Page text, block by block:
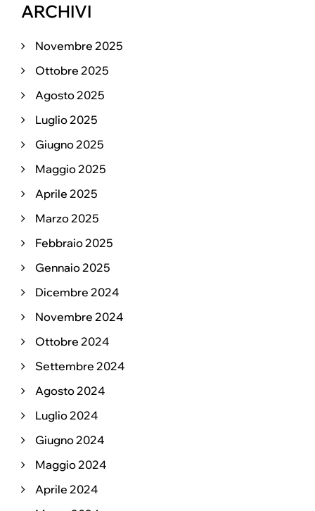
ARCHIVI
Novembre 2025
Ottobre 2025
Agosto 2025
Luglio 2025
Giugno 2025
Maggio 2025
Aprile 2025
Marzo 2025
Febbraio 2025
Gennaio 2025
Dicembre 2024
Novembre 2024
Ottobre 2024
Settembre 2024
Agosto 2024
Luglio 2024
Giugno 2024
Maggio 2024
Aprile 2024